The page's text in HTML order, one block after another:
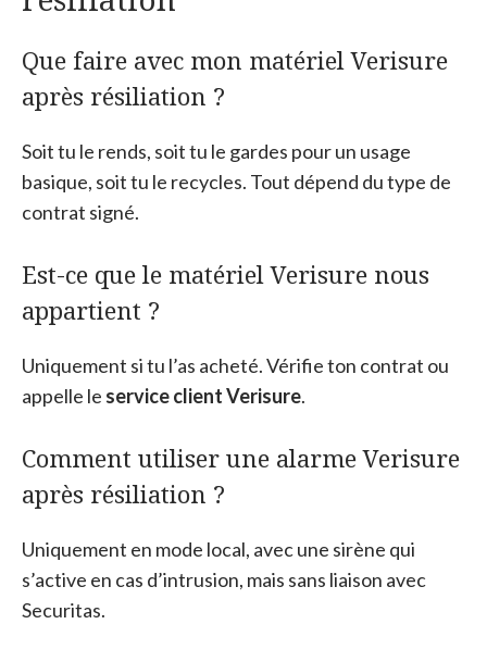
Que faire avec mon matériel Verisure
après résiliation ?
Soit tu le rends, soit tu le gardes pour un usage
basique, soit tu le recycles. Tout dépend du type de
contrat signé.
Est-ce que le matériel Verisure nous
appartient ?
Uniquement si tu l’as acheté. Vérifie ton contrat ou
appelle le service client Verisure.
Comment utiliser une alarme Verisure
après résiliation ?
Uniquement en mode local, avec une sirène qui
s’active en cas d’intrusion, mais sans liaison avec
Securitas.